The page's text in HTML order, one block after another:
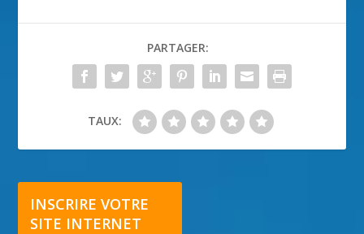
PARTAGER:
TAUX:
INSCRIRE VOTRE
SITE INTERNET